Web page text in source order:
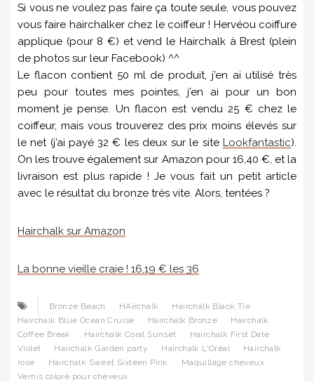
Si vous ne voulez pas faire ça toute seule, vous pouvez
vous faire hairchalker chez le coiffeur ! Hervéou coiffure
applique (pour 8 €) et vend le Hairchalk à Brest (plein
de photos sur leur Facebook) ^^
Le flacon contient 50 ml de produit, j’en ai utilisé très
peu pour toutes mes pointes, j’en ai pour un bon
moment je pense. Un flacon est vendu 25 € chez le
coiffeur, mais vous trouverez des prix moins élevés sur
le net (j’ai payé 32 € les deux sur le site Lookfantastic).
On les trouve également sur Amazon pour 16,40 €, et la
livraison est plus rapide ! Je vous fait un petit article
avec le résultat du bronze très vite. Alors, tentées ?
Hairchalk sur Amazon
La bonne vieille craie ! 16,19 € les 36
Bronze Beach HAirchalk
Hairchalk Black Tie
Hairchalk Blue Ocean Cruise
Hairchalk Bronze
Hairchalk
Coffee Break
Hairchalk Coral Sunset
Hairchalk First Date
Violet
Hairchalk Garden party Hairchalk L'Oréal
Hairchalk
rose
Hairchalk Sweet Sixteen Pink
Maquillage cheveux
Vernis coloré pour cheveux